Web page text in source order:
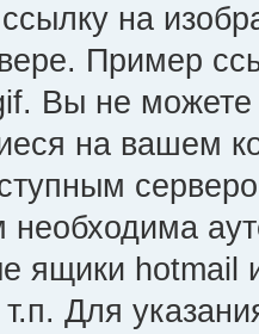
ссылку на
Пример
Вы не можете
на вашем
необходима
ящики
Для